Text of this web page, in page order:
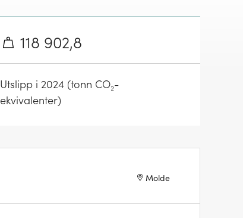
118 902,8
Utslipp i 2024 (tonn CO₂-
ekvivalenter)
Molde